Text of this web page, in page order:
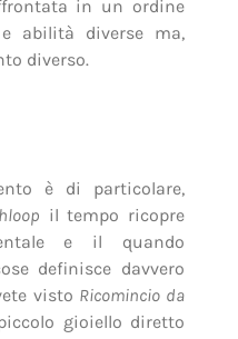
in un ordine
abilità diverse ma,
diverso.
è di particolare,
il tempo ricopre
e il quando
definisce davvero
visto Ricomincio da
gioiello diretto